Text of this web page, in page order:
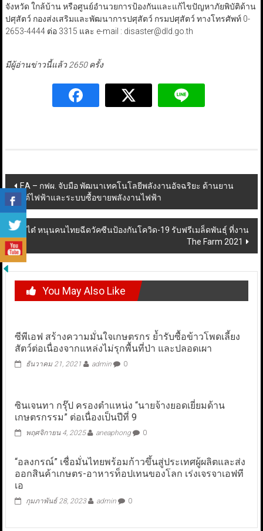
จังหวัด ใกล้บ้าน หรือศูนย์อำนวยการป้องกันและแก้ไขปัญหาภัยพิบัติด้าน
ปศุสัตว์ กองส่งเสริมและพัฒนาการปศุสัตว์ กรมปศุสัตว์ ทางโทรศัพท์ 0-
2653-4444 ต่อ 3315 และ e-mail : disaster@dld.go.th
มีผู้อ่านข่าวนี้แล้ว 2650 ครั้ง
Post
navigation
EA – กฟผ. จับมือ พัฒนาเทคโนโลยีพลังงานอัจฉริยะ ด้านยาน
ยนต์ไฟฟ้าและระบบซื้อขายพลังงานไฟฟ้า
เจียไต๋ หนุนคนไทยฉีดวัคซีนป้องกันโควิด-19 รับฟรีเมล็ดพันธุ์ ที่งาน
The Farm 2021
You May Also Like
ซีพีเอฟ สร้างความมั่นใจเกษตรกร ย้ำรับซื้อข้าวโพดเลี้ยง
สัตว์ต่อเนื่องจากแหล่งไม่รุกพื้นที่ป่า และปลอดเผา
ธันวาคม 21, 2021 admin 0
ซินเจนทา กรุ๊ป ครองตำแหน่ง “นายจ้างยอดเยี่ยมด้าน
เกษตรกรรม” ต่อเนื่องเป็นปีที่ 9
พฤศจิกายน 4, 2025 aneaphong 0
“อลงกรณ์” เชื่อมั่นไทยพร้อมก้าวขึ้นสู่ประเทศผู้ผลิตและส่ง
ออกสินค้าเกษตร-อาหารท็อปเทนของโลก เร่งเจรจาเอฟที
เอ
กุมภาพันธ์ 28, 2023 admin 0